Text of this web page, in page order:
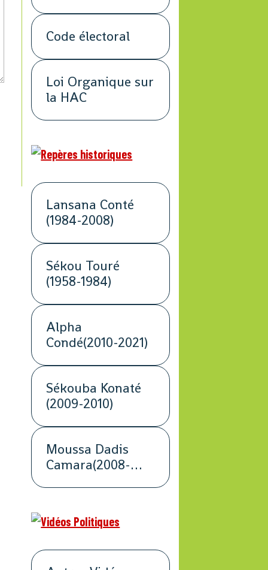
Code électoral
Loi Organique sur
la HAC
Lansana Conté
(1984-2008)
Sékou Touré
(1958-1984)
Alpha
Condé(2010-2021)
Sékouba Konaté
(2009-2010)
Moussa Dadis
Camara(2008-